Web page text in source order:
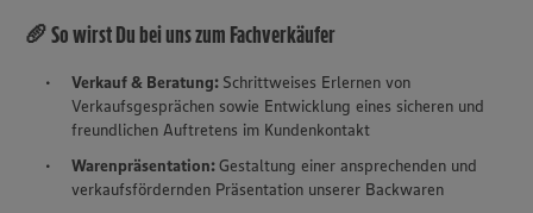
🥖 So wirst Du bei uns zum Fachverkäufer
Verkauf & Beratung: Schrittweises Erlernen von
Verkaufsgesprächen sowie Entwicklung eines sicheren und
freundlichen Auftretens im Kundenkontakt
Warenpräsentation:Gestaltung einer ansprechenden und
verkaufsfördernden Präsentation unserer Backwaren